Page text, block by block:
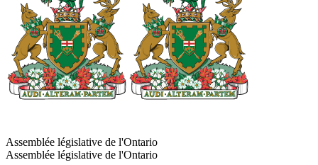
Assemblée législative de l'Ontario
Assemblée législative de l'Ontario